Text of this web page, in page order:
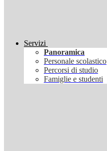
Servizi
Panoramica
Personale scolastico
Percorsi di studio
Famiglie e studenti